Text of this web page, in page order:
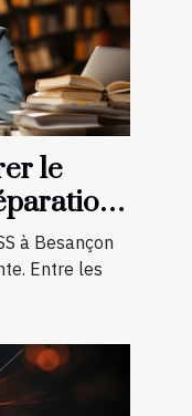
le
à Besançon
Entre les